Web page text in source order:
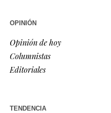
OPINIÓN
Opinión de hoy
Columnistas
Editoriales
TENDENCIA